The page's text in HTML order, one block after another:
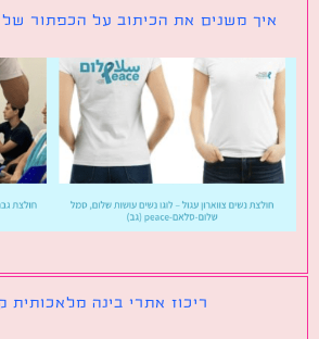
משנים את הכיתוב על הכפתור של
ריכוז אתרי בינה מלאכותית